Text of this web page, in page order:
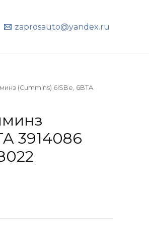
zaprosauto@yandex.ru
(Cummins) 6ISBe, 6BTA
3914086